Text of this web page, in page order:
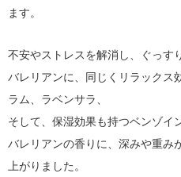
ます。
不安やストレスを解消し、ぐっす
バレリアンに、同じくリラックス
ラム、ラベンサラ、
そして、保湿効果も持つベンゾイ
バレリアンの香りに、深みや重み
上がりました。